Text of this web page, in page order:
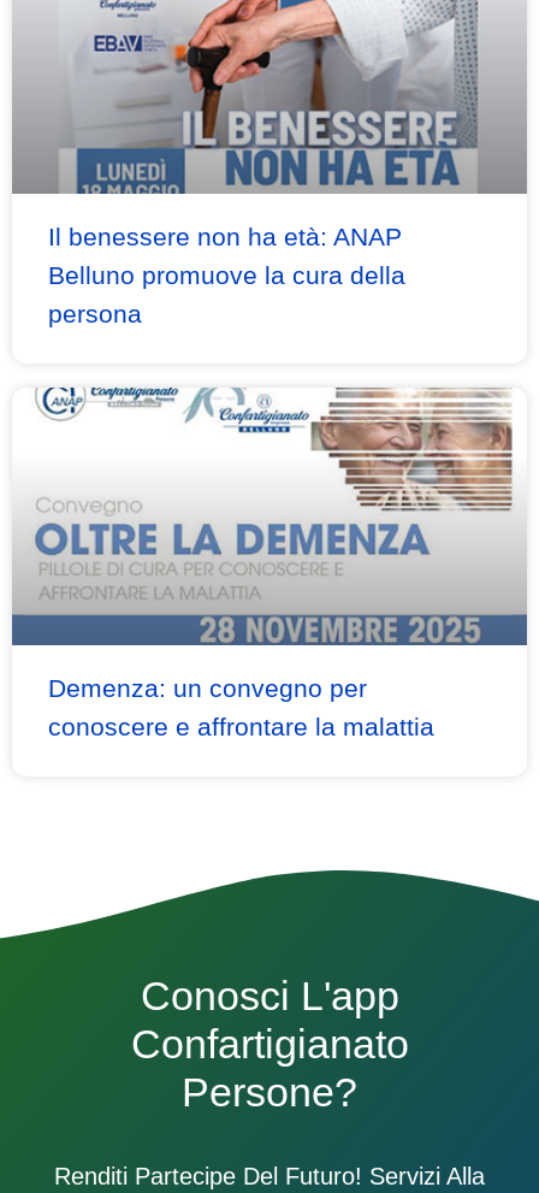
Il benessere non ha età: ANAP
Belluno promuove la cura della
persona
Demenza: un convegno per
conoscere e affrontare la malattia
Conosci L'app
Confartigianato
Persone?
Renditi Partecipe Del Futuro! Servizi Alla